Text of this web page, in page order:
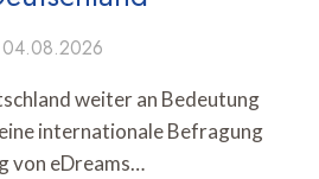
04.08.2026
weiter an Bedeutung
internationale Befragung
von eDreams…